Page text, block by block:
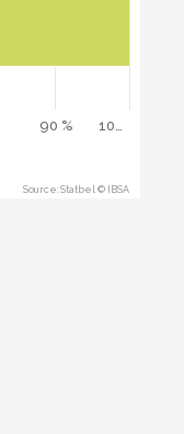
90 % 10…
Source: Statbel © IBSA